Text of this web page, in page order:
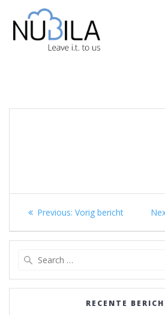
Berichtnavigatie
Previous: Previous
Vorig bericht
RECENTE